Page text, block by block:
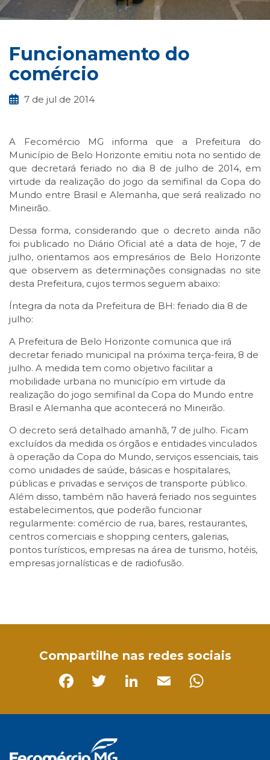
Funcionamento do
comércio
7 de jul de 2014
A Fecomércio MG informa que a Prefeitura do
Município de Belo Horizonte emitiu nota no sentido de
que decretará feriado no dia 8 de julho de 2014, em
virtude da realização do jogo da semifinal da Copa do
Mundo entre Brasil e Alemanha, que será realizado no
Mineirão.
Dessa forma, considerando que o decreto ainda não
foi publicado no Diário Oficial até a data de hoje, 7 de
julho, orientamos aos empresários de Belo Horizonte
que observem as determinações consignadas no site
desta Prefeitura, cujos termos seguem abaixo:
Íntegra da nota da Prefeitura de BH: feriado dia 8 de
julho:
A Prefeitura de Belo Horizonte comunica que irá
decretar feriado municipal na próxima terça-feira, 8 de
julho. A medida tem como objetivo facilitar a
mobilidade urbana no município em virtude da
realização do jogo semifinal da Copa do Mundo entre
Brasil e Alemanha que acontecerá no Mineirão.
O decreto será detalhado amanhã, 7 de julho. Ficam
excluídos da medida os órgãos e entidades vinculados
à operação da Copa do Mundo, serviços essenciais, tais
como unidades de saúde, básicas e hospitalares,
públicas e privadas e serviços de transporte público.
Além disso, também não haverá feriado nos seguintes
estabelecimentos, que poderão funcionar
regularmente: comércio de rua, bares, restaurantes,
centros comerciais e shopping centers, galerias,
pontos turísticos, empresas na área de turismo, hotéis,
empresas jornalísticas e de radiofusão.
Compartilhe nas redes sociais